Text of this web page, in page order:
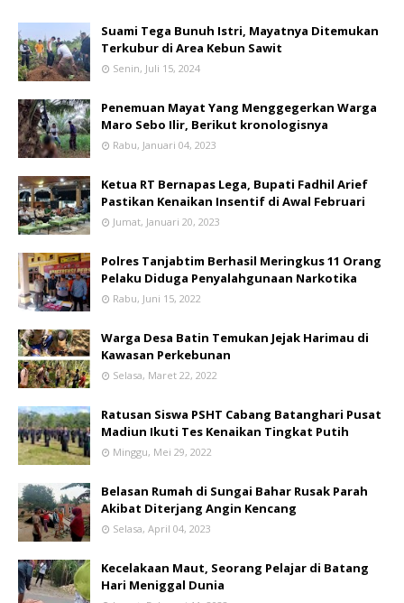
Suami Tega Bunuh Istri, Mayatnya Ditemukan
Terkubur di Area Kebun Sawit
Senin, Juli 15, 2024
Penemuan Mayat Yang Menggegerkan Warga
Maro Sebo Ilir, Berikut kronologisnya
Rabu, Januari 04, 2023
Ketua RT Bernapas Lega, Bupati Fadhil Arief
Pastikan Kenaikan Insentif di Awal Februari
Jumat, Januari 20, 2023
Polres Tanjabtim Berhasil Meringkus 11 Orang
Pelaku Diduga Penyalahgunaan Narkotika
Rabu, Juni 15, 2022
Warga Desa Batin Temukan Jejak Harimau di
Kawasan Perkebunan
Selasa, Maret 22, 2022
Ratusan Siswa PSHT Cabang Batanghari Pusat
Madiun Ikuti Tes Kenaikan Tingkat Putih
Minggu, Mei 29, 2022
Belasan Rumah di Sungai Bahar Rusak Parah
Akibat Diterjang Angin Kencang
Selasa, April 04, 2023
Kecelakaan Maut, Seorang Pelajar di Batang
Hari Meniggal Dunia